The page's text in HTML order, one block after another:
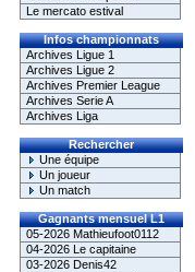
Le mercato estival
Infos championnats
Archives Ligue 1
Archives Ligue 2
Archives Premier League
Archives Serie A
Archives Liga
Rechercher
Une équipe
Un joueur
Un match
Gagnants mensuel L1
05-2026 Mathieufoot0112
04-2026 Le capitaine
03-2026 Denis42